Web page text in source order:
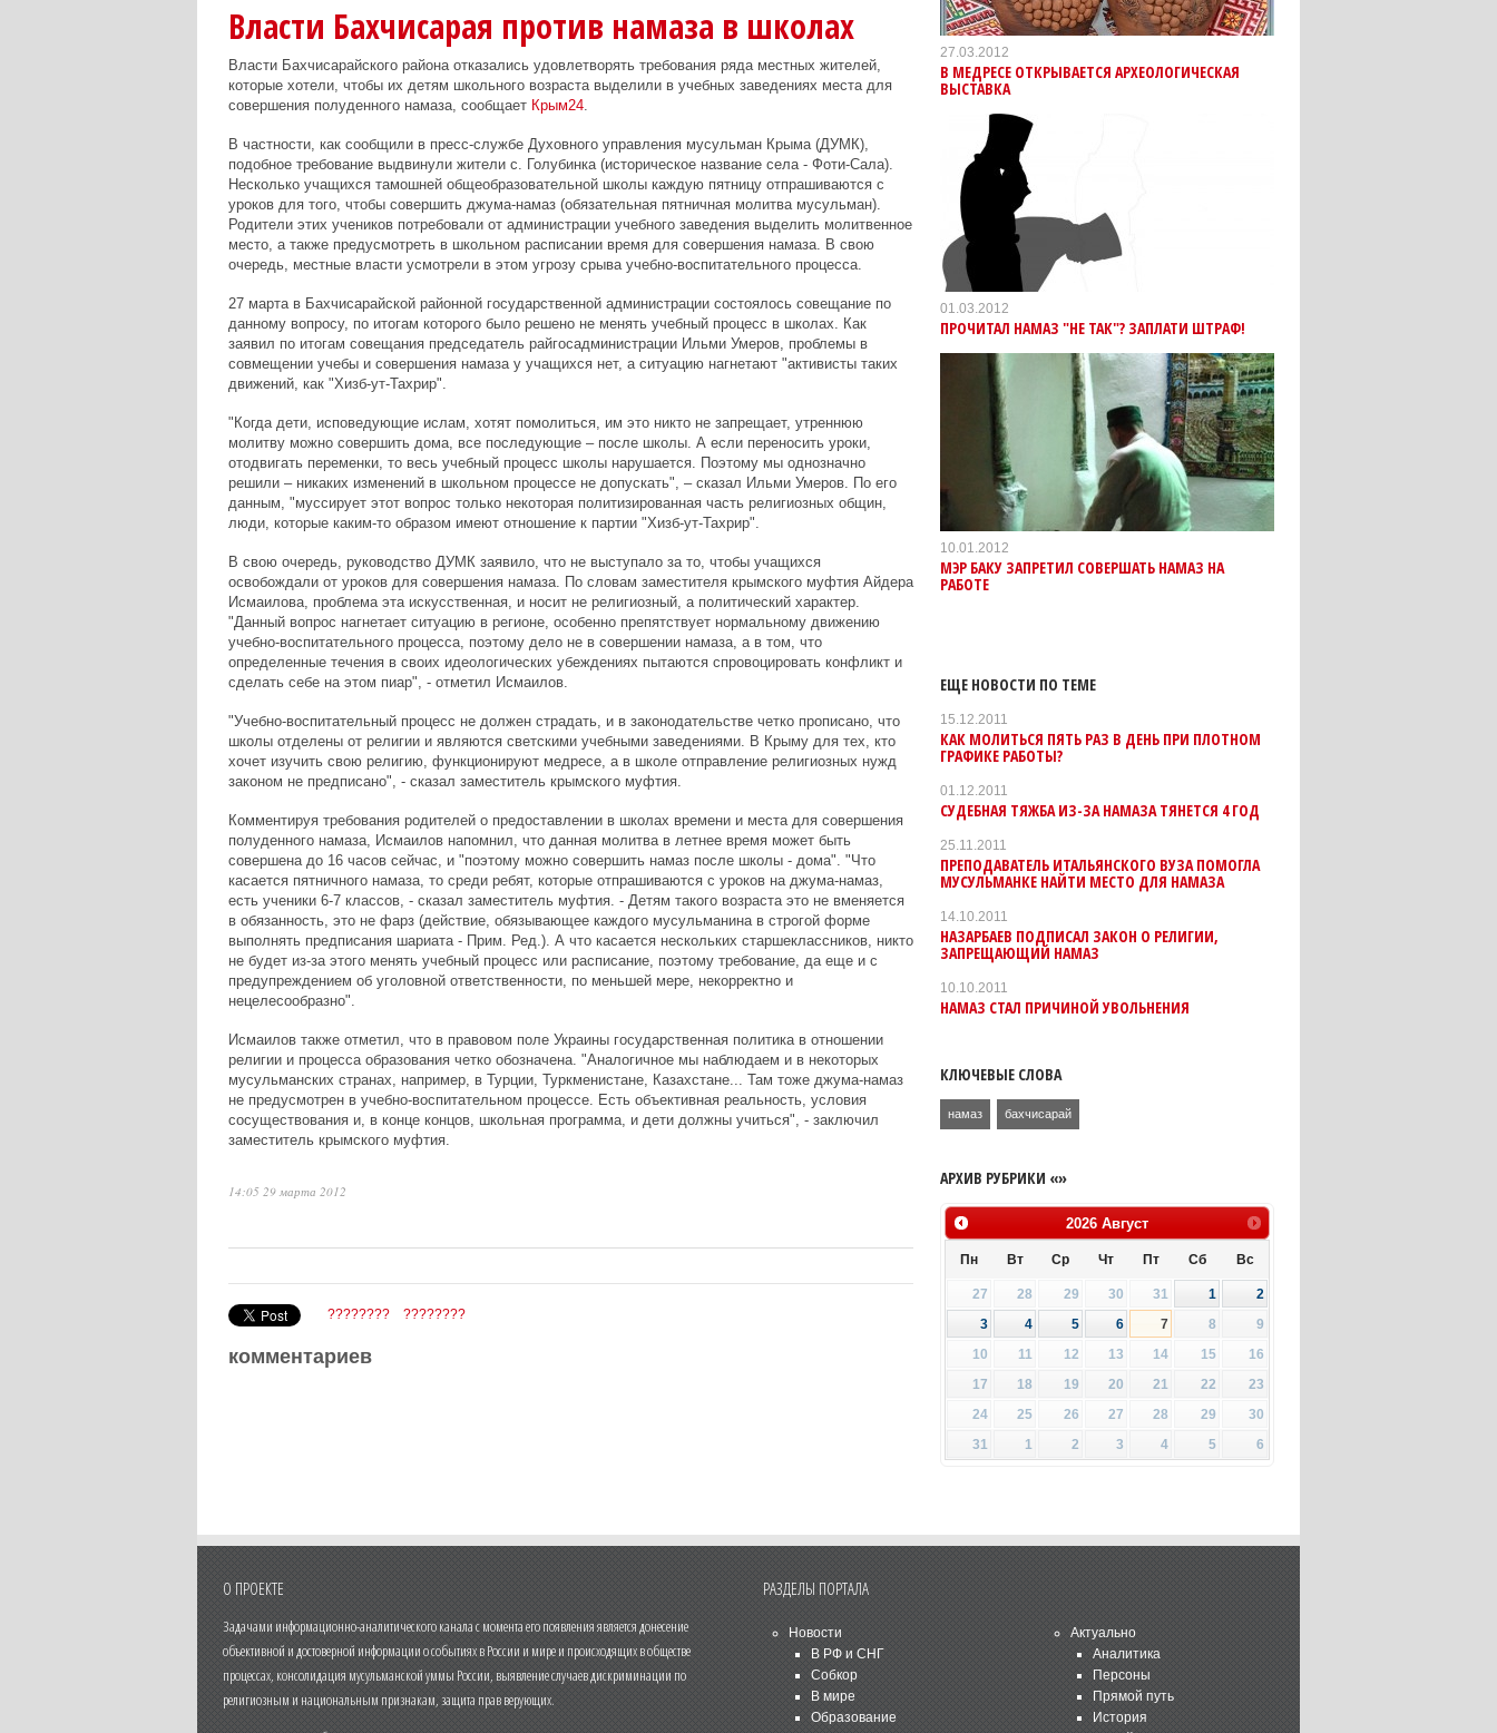
Власти Бахчисарая против намаза в школах
Власти Бахчисарайского района отказались удовлетворять требования ряда местных жителей,
которые хотели, чтобы их детям школьного возраста выделили в учебных заведениях места для
совершения полуденного намаза, сообщает Крым24.
В частности, как сообщили в пресс-службе Духовного управления мусульман Крыма (ДУМК),
подобное требование выдвинули жители с. Голубинка (историческое название села - Фоти-Сала).
Несколько учащихся тамошней общеобразовательной школы каждую пятницу отпрашиваются с
уроков для того, чтобы совершить джума-намаз (обязательная пятничная молитва мусульман).
Родители этих учеников потребовали от администрации учебного заведения выделить молитвенное
место, а также предусмотреть в школьном расписании время для совершения намаза. В свою
очередь, местные власти усмотрели в этом угрозу срыва учебно-воспитательного процесса.
27 марта в Бахчисарайской районной государственной администрации состоялось совещание по
данному вопросу, по итогам которого было решено не менять учебный процесс в школах. Как
заявил по итогам совещания председатель райгосадминистрации Ильми Умеров, проблемы в
совмещении учебы и совершения намаза у учащихся нет, а ситуацию нагнетают "активисты таких
движений, как "Хизб-ут-Тахрир".
"Когда дети, исповедующие ислам, хотят помолиться, им это никто не запрещает, утреннюю
молитву можно совершить дома, все последующие – после школы. А если переносить уроки,
отодвигать переменки, то весь учебный процесс школы нарушается. Поэтому мы однозначно
решили – никаких изменений в школьном процессе не допускать", – сказал Ильми Умеров. По его
данным, "муссирует этот вопрос только некоторая политизированная часть религиозных общин,
люди, которые каким-то образом имеют отношение к партии "Хизб-ут-Тахрир".
В свою очередь, руководство ДУМК заявило, что не выступало за то, чтобы учащихся
освобождали от уроков для совершения намаза. По словам заместителя крымского муфтия Айдера
Исмаилова, проблема эта искусственная, и носит не религиозный, а политический характер.
"Данный вопрос нагнетает ситуацию в регионе, особенно препятствует нормальному движению
учебно-воспитательного процесса, поэтому дело не в совершении намаза, а в том, что
определенные течения в своих идеологических убеждениях пытаются спровоцировать конфликт и
сделать себе на этом пиар", - отметил Исмаилов.
"Учебно-воспитательный процесс не должен страдать, и в законодательстве четко прописано, что
школы отделены от религии и являются светскими учебными заведениями. В Крыму для тех, кто
хочет изучить свою религию, функционируют медресе, а в школе отправление религиозных нужд
законом не предписано", - сказал заместитель крымского муфтия.
Комментируя требования родителей о предоставлении в школах времени и места для совершения
полуденного намаза, Исмаилов напомнил, что данная молитва в летнее время может быть
совершена до 16 часов сейчас, и "поэтому можно совершить намаз после школы - дома". "Что
касается пятничного намаза, то среди ребят, которые отпрашиваются с уроков на джума-намаз,
есть ученики 6-7 классов, - сказал заместитель муфтия. - Детям такого возраста это не вменяется
в обязанность, это не фарз (действие, обязывающее каждого мусульманина в строгой форме
выполнять предписания шариата - Прим. Ред.). А что касается нескольких старшеклассников, никто
не будет из-за этого менять учебный процесс или расписание, поэтому требование, да еще и с
предупреждением об уголовной ответственности, по меньшей мере, некорректно и
нецелесообразно".
Исмаилов также отметил, что в правовом поле Украины государственная политика в отношении
религии и процесса образования четко обозначена. "Аналогичное мы наблюдаем и в некоторых
мусульманских странах, например, в Турции, Туркменистане, Казахстане... Там тоже джума-намаз
не предусмотрен в учебно-воспитательном процессе. Есть объективная реальность, условия
сосуществования и, в конце концов, школьная программа, и дети должны учиться", - заключил
заместитель крымского муфтия.
14:05 29 марта 2012
???????? ????????
комментариев
27.03.2012
В МЕДРЕСЕ ОТКРЫВАЕТСЯ АРХЕОЛОГИЧЕСКАЯ
ВЫСТАВКА
01.03.2012
ПРОЧИТАЛ НАМАЗ "НЕ ТАК"? ЗАПЛАТИ ШТРАФ!
10.01.2012
МЭР БАКУ ЗАПРЕТИЛ СОВЕРШАТЬ НАМАЗ НА
РАБОТЕ
ЕЩЕ НОВОСТИ ПО ТЕМЕ
15.12.2011
КАК МОЛИТЬСЯ ПЯТЬ РАЗ В ДЕНЬ ПРИ ПЛОТНОМ
ГРАФИКЕ РАБОТЫ?
01.12.2011
СУДЕБНАЯ ТЯЖБА ИЗ-ЗА НАМАЗА ТЯНЕТСЯ 4 ГОД
25.11.2011
ПРЕПОДАВАТЕЛЬ ИТАЛЬЯНСКОГО ВУЗА ПОМОГЛА
МУСУЛЬМАНКЕ НАЙТИ МЕСТО ДЛЯ НАМАЗА
14.10.2011
НАЗАРБАЕВ ПОДПИСАЛ ЗАКОН О РЕЛИГИИ,
ЗАПРЕЩАЮЩИЙ НАМАЗ
10.10.2011
НАМАЗ СТАЛ ПРИЧИНОЙ УВОЛЬНЕНИЯ
КЛЮЧЕВЫЕ СЛОВА
намаз бахчисарай
АРХИВ РУБРИКИ «»
2026 Август
Пн Вт Ср Чт Пт Сб Вс
27 28 29 30 31 1
2
3
4 5 6 7 8
9
10
11 12 13 14 15
16
17
18 19 20 21 22
23
24
25 26 27 28 29
30
31
1 2 3 4 5 6
О ПРОЕКТЕ
Задачами информационно-аналитического канала с момента его появления является донесение
объективной и достоверной информации о событиях в России и мире и происходящих в обществе
процессах, консолидация мусульманской уммы России, выявление случаев дискриминации по
религиозным и национальным признакам, защита прав верующих.
РАЗДЕЛЫ ПОРТАЛА
Новости
В РФ и СНГ
Собкор
В мире
Образование
Актуально
Аналитика
Персоны
Прямой путь
История